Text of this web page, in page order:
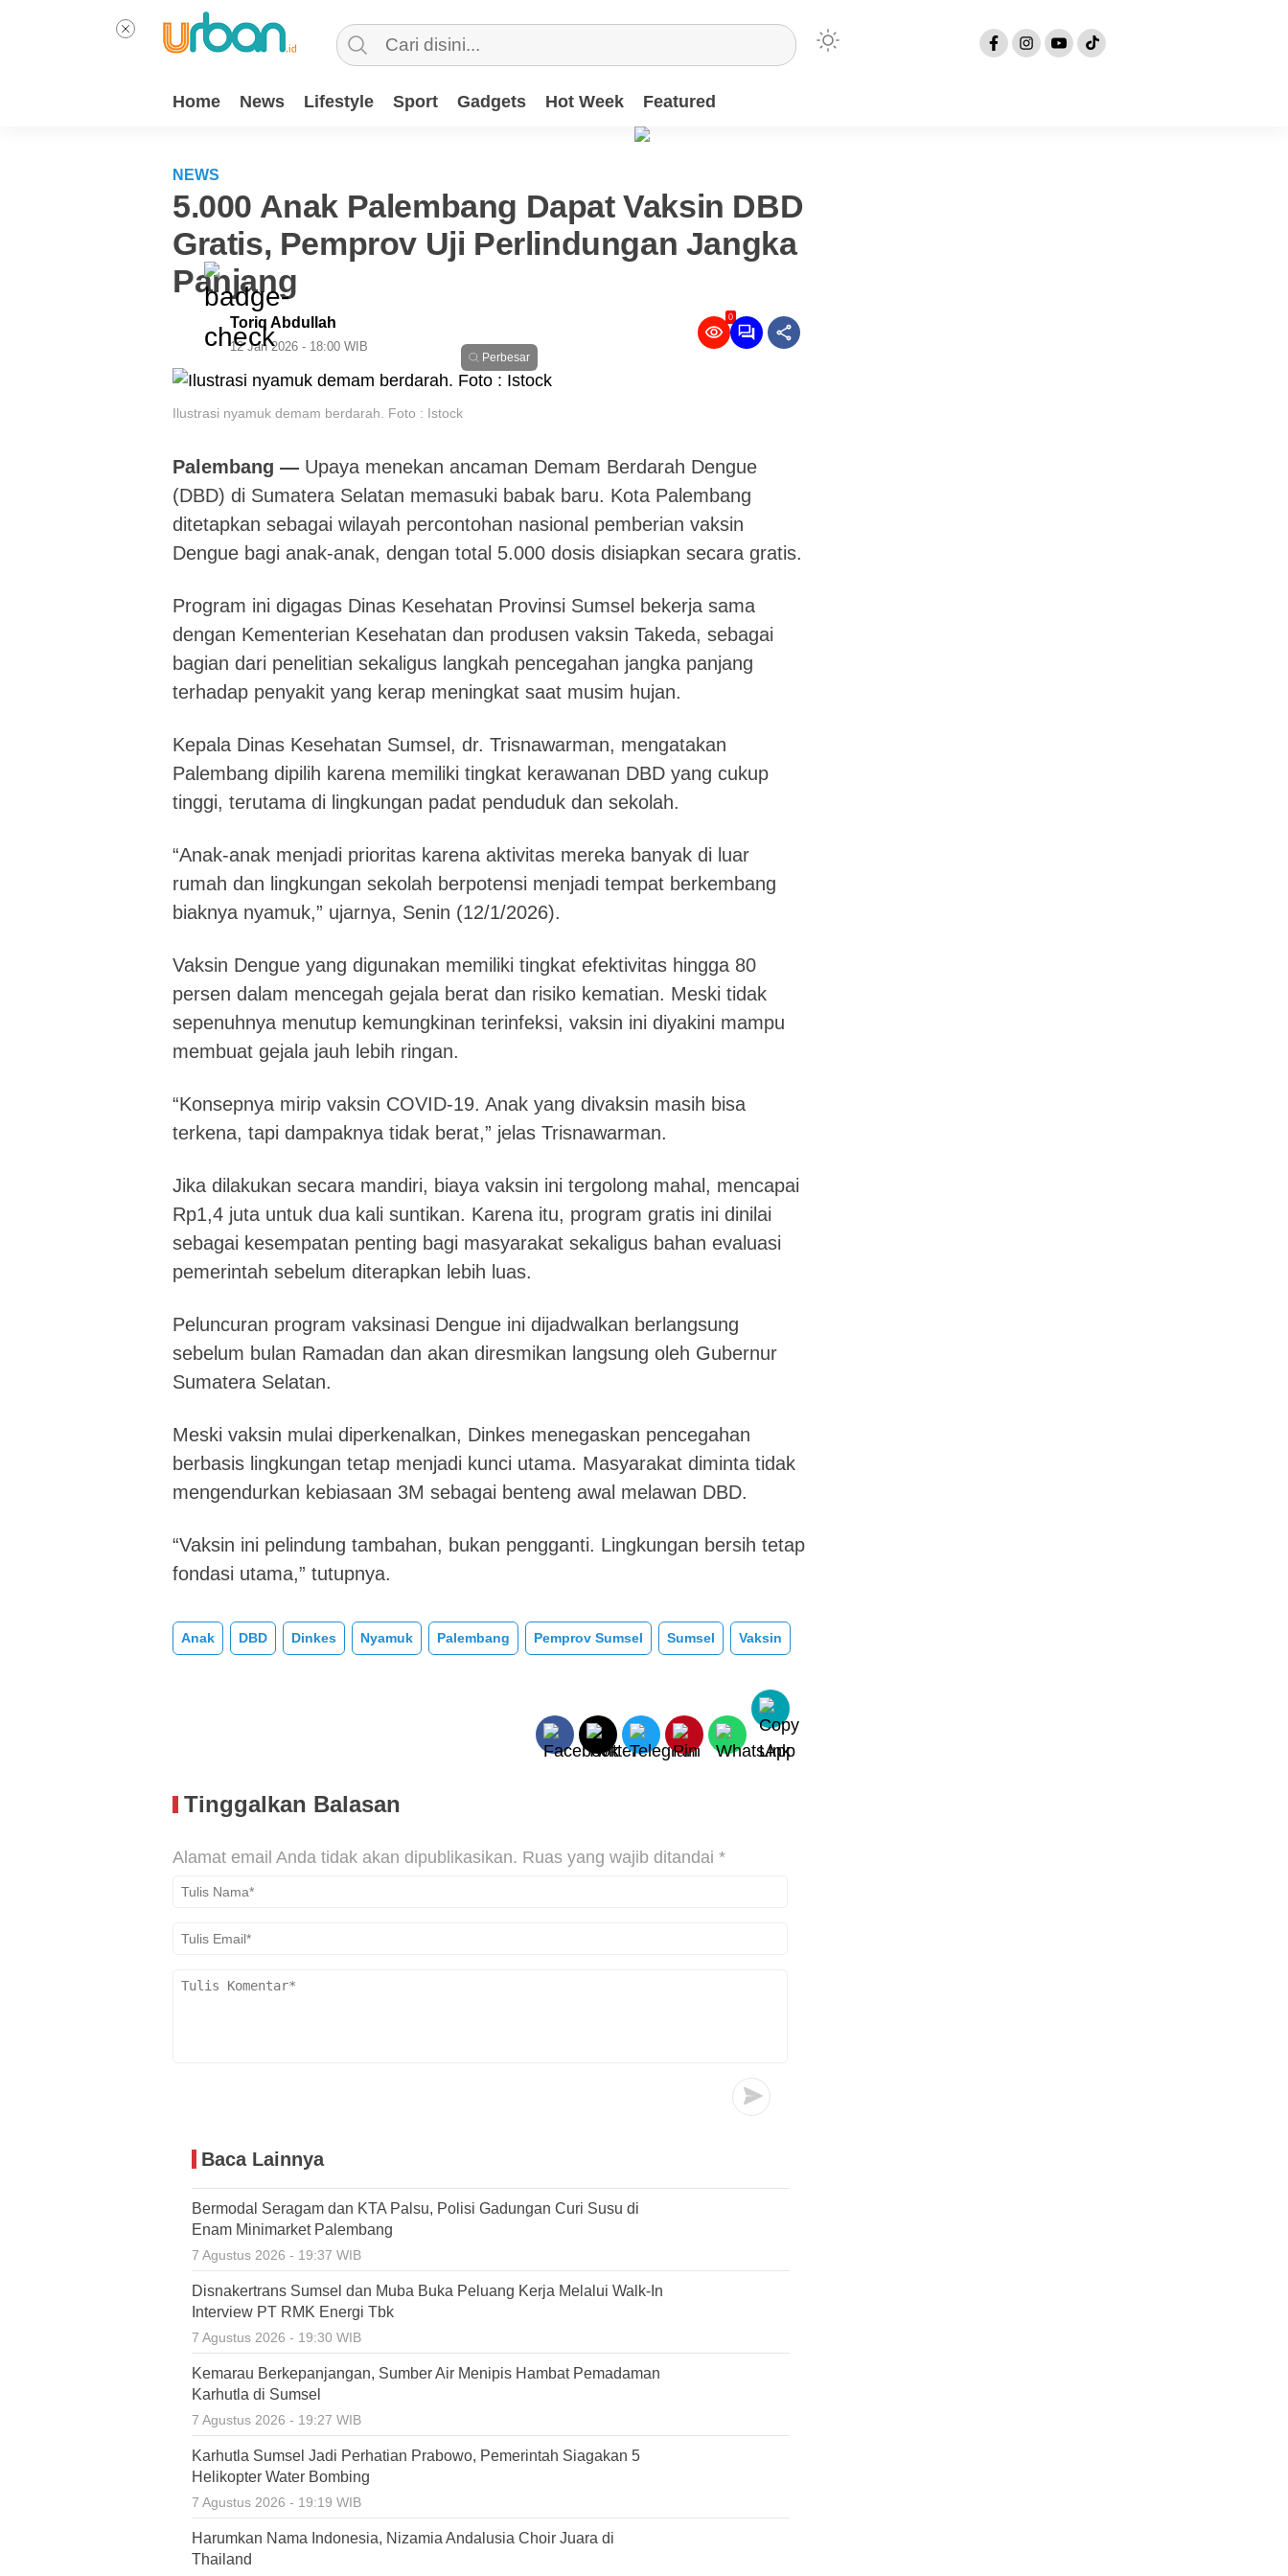
Home News Lifestyle Sport Gadgets Hot Week Featured
NEWS
5.000 Anak Palembang Dapat Vaksin DBD
Gratis, Pemprov Uji Perlindungan Jangka
Panjang
Toriq Abdullah
12 Jan 2026 - 18:00 WIB
0
Perbesar
Ilustrasi nyamuk demam berdarah. Foto : Istock
Palembang — Upaya menekan ancaman Demam Berdarah Dengue
(DBD) di Sumatera Selatan memasuki babak baru. Kota Palembang
ditetapkan sebagai wilayah percontohan nasional pemberian vaksin
Dengue bagi anak-anak, dengan total 5.000 dosis disiapkan secara gratis.
Program ini digagas Dinas Kesehatan Provinsi Sumsel bekerja sama
dengan Kementerian Kesehatan dan produsen vaksin Takeda, sebagai
bagian dari penelitian sekaligus langkah pencegahan jangka panjang
terhadap penyakit yang kerap meningkat saat musim hujan.
Kepala Dinas Kesehatan Sumsel, dr. Trisnawarman, mengatakan
Palembang dipilih karena memiliki tingkat kerawanan DBD yang cukup
tinggi, terutama di lingkungan padat penduduk dan sekolah.
“Anak-anak menjadi prioritas karena aktivitas mereka banyak di luar
rumah dan lingkungan sekolah berpotensi menjadi tempat berkembang
biaknya nyamuk,” ujarnya, Senin (12/1/2026).
Vaksin Dengue yang digunakan memiliki tingkat efektivitas hingga 80
persen dalam mencegah gejala berat dan risiko kematian. Meski tidak
sepenuhnya menutup kemungkinan terinfeksi, vaksin ini diyakini mampu
membuat gejala jauh lebih ringan.
“Konsepnya mirip vaksin COVID-19. Anak yang divaksin masih bisa
terkena, tapi dampaknya tidak berat,” jelas Trisnawarman.
Jika dilakukan secara mandiri, biaya vaksin ini tergolong mahal, mencapai
Rp1,4 juta untuk dua kali suntikan. Karena itu, program gratis ini dinilai
sebagai kesempatan penting bagi masyarakat sekaligus bahan evaluasi
pemerintah sebelum diterapkan lebih luas.
Peluncuran program vaksinasi Dengue ini dijadwalkan berlangsung
sebelum bulan Ramadan dan akan diresmikan langsung oleh Gubernur
Sumatera Selatan.
Meski vaksin mulai diperkenalkan, Dinkes menegaskan pencegahan
berbasis lingkungan tetap menjadi kunci utama. Masyarakat diminta tidak
mengendurkan kebiasaan 3M sebagai benteng awal melawan DBD.
“Vaksin ini pelindung tambahan, bukan pengganti. Lingkungan bersih tetap
fondasi utama,” tutupnya.
Anak DBD Dinkes Nyamuk Palembang Pemprov Sumsel Sumsel Vaksin
Tinggalkan Balasan
Alamat email Anda tidak akan dipublikasikan. Ruas yang wajib ditandai *
Baca Lainnya
Bermodal Seragam dan KTA Palsu, Polisi Gadungan Curi Susu di
Enam Minimarket Palembang
7 Agustus 2026 - 19:37 WIB
Disnakertrans Sumsel dan Muba Buka Peluang Kerja Melalui Walk-In
Interview PT RMK Energi Tbk
7 Agustus 2026 - 19:30 WIB
Kemarau Berkepanjangan, Sumber Air Menipis Hambat Pemadaman
Karhutla di Sumsel
7 Agustus 2026 - 19:27 WIB
Karhutla Sumsel Jadi Perhatian Prabowo, Pemerintah Siagakan 5
Helikopter Water Bombing
7 Agustus 2026 - 19:19 WIB
Harumkan Nama Indonesia, Nizamia Andalusia Choir Juara di
Thailand